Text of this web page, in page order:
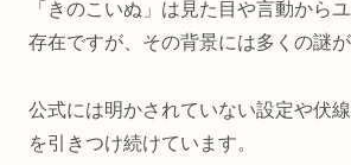
「きのこいぬ」は見た目や言動から
存在ですが、その背景には多くの謎が
公式には明かされていない設定や伏
を引きつけ続けています。